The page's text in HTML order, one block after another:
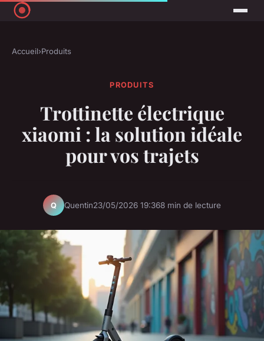
Accueil›Produits
PRODUITS
Trottinette électrique
xiaomi : la solution idéale
pour vos trajets
Q Quentin23/05/2026 19:368 min de lecture